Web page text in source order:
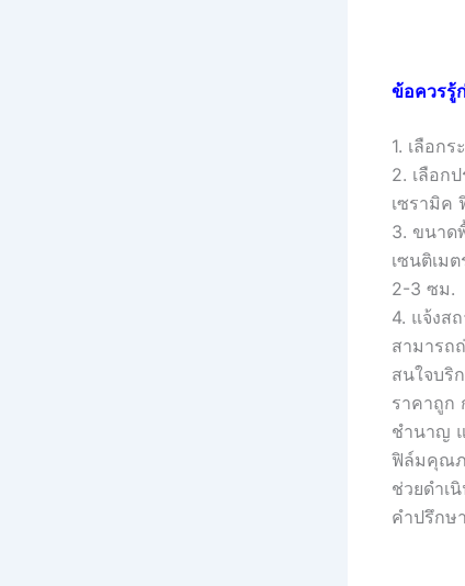
ข้อควรรู้
1. เลือก
2. เลือก
เซรามิค
3. ขนาด
เซนติเม
2-3 ซม.
4. แจ้งส
สามารถ
สนใจบริ
ราคาถูก
ชำนาญ
ฟิล์มคุณภ
ช่วยดำเ
คำปรึกษ